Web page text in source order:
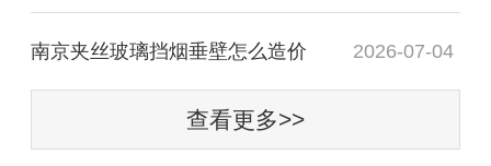
南京夹丝玻璃挡烟垂壁怎么造价 2026-07-04
查看更多>>